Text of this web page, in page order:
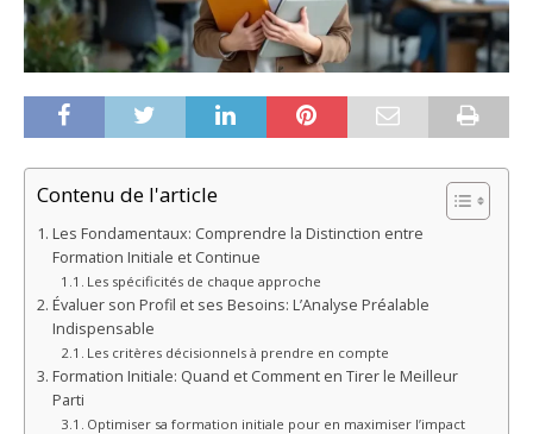
Contenu de l'article
Les Fondamentaux: Comprendre la Distinction entre
Formation Initiale et Continue
Les spécificités de chaque approche
Évaluer son Profil et ses Besoins: L’Analyse Préalable
Indispensable
Les critères décisionnels à prendre en compte
Formation Initiale: Quand et Comment en Tirer le Meilleur
Parti
Optimiser sa formation initiale pour en maximiser l’impact